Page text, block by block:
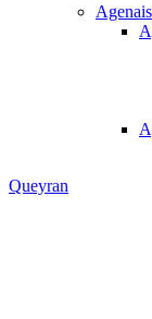
Agenais
Queyran